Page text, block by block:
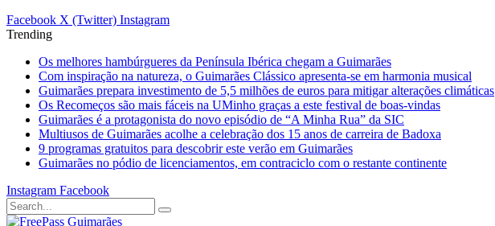
Facebook X (Twitter) Instagram
Trending
Os melhores hambúrgueres da Península Ibérica chegam a Guimarães
Com inspiração na natureza, o Guimarães Clássico apresenta-se em harmonia musical
Guimarães prepara investimento de 5,5 milhões de euros para mitigar alterações climáticas
Os Recomeços são mais fáceis na UMinho graças a este festival de boas-vindas
Guimarães é a protagonista do novo episódio de “A Minha Rua” da SIC
Multiusos de Guimarães acolhe a celebração dos 15 anos de carreira de Badoxa
9 programas gratuitos para descobrir este verão em Guimarães
Guimarães no pódio de licenciamentos, em contraciclo com o restante continente
Instagram Facebook